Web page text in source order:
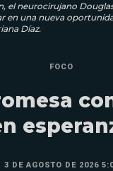
el neurocirujano
en una nueva
Díaz.
FOCO
3 DE AGOSTO DE 2026